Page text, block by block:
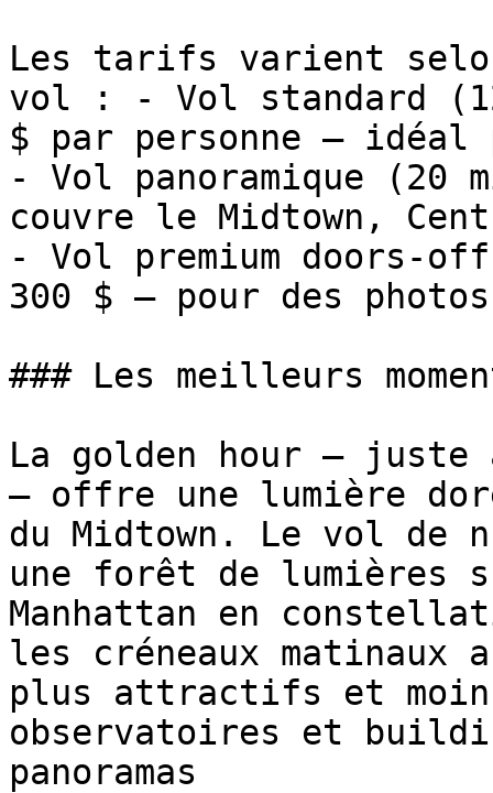
Les tarifs varient
vol : - Vol standard
$ par personne — idéal
- Vol panoramique (20
couvre le Midtown,
- Vol premium doors-
300 $ — pour des
### Les meilleurs
La golden hour —
— offre une lumière
du Midtown. Le vol
une forêt de lumières
Manhattan en
les créneaux
plus attractifs et
observatoires et
panoramas